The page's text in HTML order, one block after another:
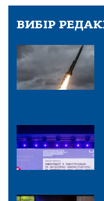
ВИБІР